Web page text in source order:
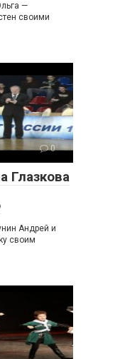
—
своими
0
Глазкова
Андрей и
своим